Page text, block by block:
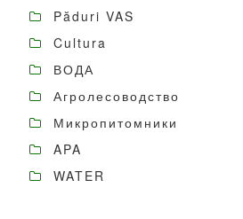
Păduri VAS
Cultura
ВОДА
Агролесоводство
Микропитомники
APA
WATER